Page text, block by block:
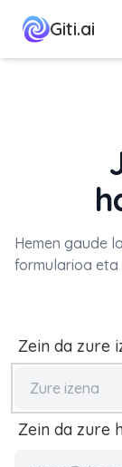
Giti.ai
Hemen gaude
formularioa eta
Zein da zure
Zein da zure